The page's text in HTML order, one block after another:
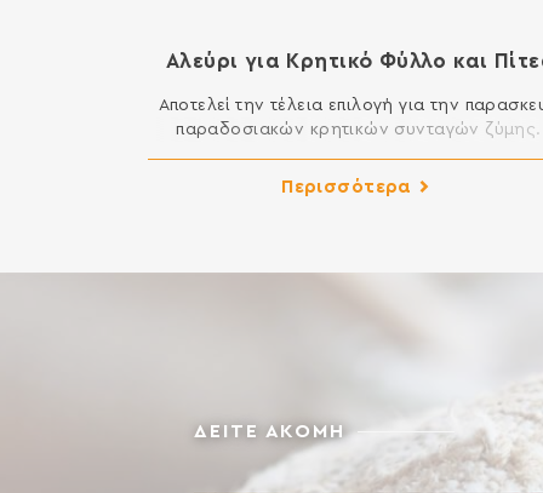
Αλεύρι για Κρητικό Φύλλο και
Αποτελεί την τέλεια επιλογή για την
παραδοσιακών κρητικών συνταγών ζύμης.
κρητικό μπουρέκι και κάθε είδους πίτες,
γλουτένη. Ενδέχεται να περιέχει ίχνη
Περισσότερα
ΔΕΙΤΕ ΑΚΟΜΗ